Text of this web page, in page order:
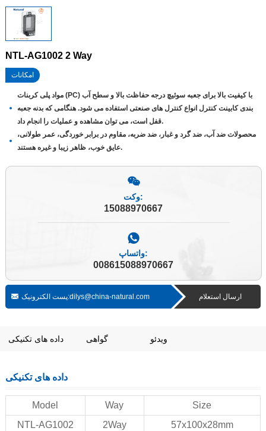
NTL-AG1002 2 Way
امکانات
مواد پلی کربنات (PC) با کیفیت بالا برای جعبه سوئیچ درجه حفاظت بالا و سطح آب
بندی کابینت کنترل انواع کنترل های صنعتی استفاده می شود. هنگامی که بدنه جعبه
قفل است، می توان مشاهده و عملیات را انجام داد.
محصولات ضد آب، ضد گرد و غبار، ضد ضربه، مقاوم در برابر خوردگی، عمر طولانی،
عایق خوب، ظاهر زیبا و غیره هستند.
وکت:
15088970667
واتساپ:
008615088970667
پست الکترونیک:dilys@china-natural.com ارسال استعلام
داده های تکنیکی گواهی ویدئو
داده های تکنیکی
Model Way
Size
NTL-AG1002
2Way
57x100x28mm